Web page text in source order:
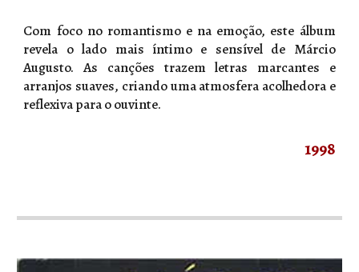
Com foco no romantismo e na emoção, este álbum
revela o lado mais íntimo e sensível de Márcio
Augusto. As canções trazem letras marcantes e
arranjos suaves, criando uma atmosfera acolhedora e
reflexiva para o ouvinte.
1998